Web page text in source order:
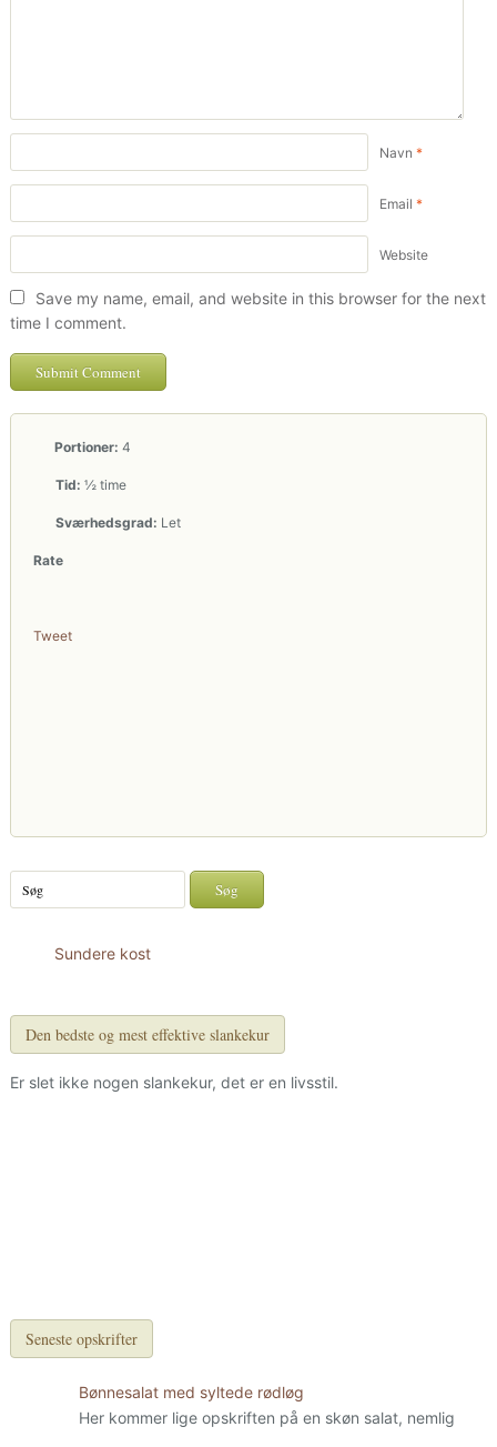
Navn *
Email *
Website
Save my name, email, and website in this browser for the next
time I comment.
Portioner: 4
Tid: ½ time
Sværhedsgrad: Let
Rate
Tweet
Sundere kost
Den bedste og mest effektive slankekur
Er slet ikke nogen slankekur, det er en livsstil.
Seneste opskrifter
Bønnesalat med syltede rødløg
Her kommer lige opskriften på en skøn salat, nemlig